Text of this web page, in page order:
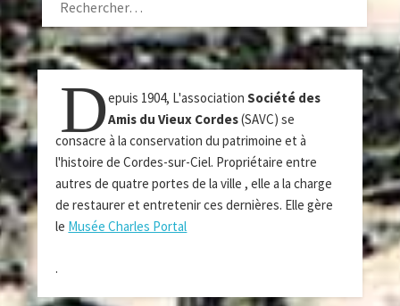
Depuis 1904, L'associationSociété des
Amis du Vieux Cordes(SAVC) se
consacre à la conservation du patrimoine et à
l'histoire de Cordes-sur-Ciel. Propriétaire entre
autres de quatre portes de la ville , elle a la charge
de restaurer et entretenir ces dernières. Elle gère
le Musée Charles Portal
.